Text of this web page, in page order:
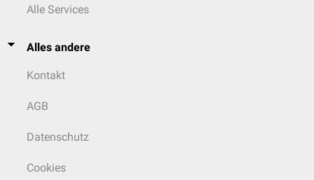
Alle Services
Alles andere
Kontakt
AGB
Datenschutz
Cookies